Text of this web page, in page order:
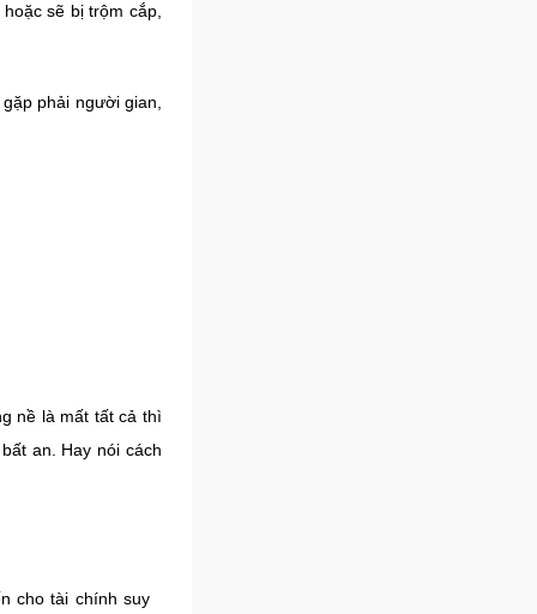
sẽ bị trộm cắp,
phải người gian,
nề là mất tất cả thì
an. Hay nói cách
cho tài chính suy